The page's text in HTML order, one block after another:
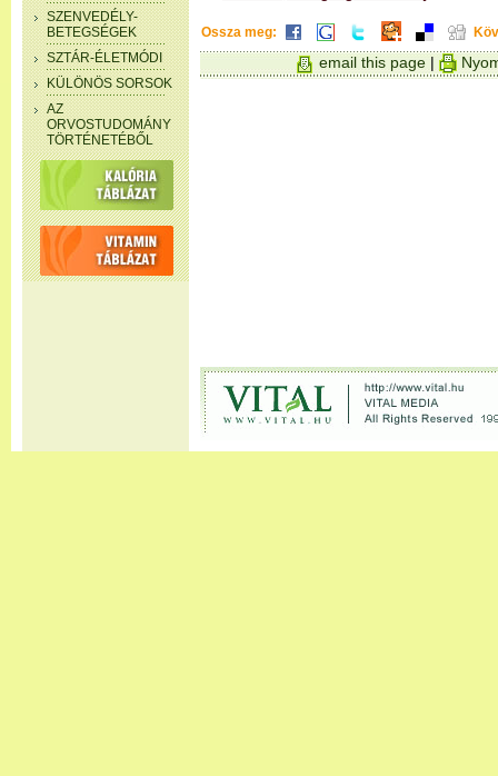
SZENVEDÉLY-
BETEGSÉGEK
SZTÁR-ÉLETMÓDI
KÜLÖNÖS SORSOK
AZ
ORVOSTUDOMÁNY
TÖRTÉNETÉBŐL
Ossza meg:
email this page |